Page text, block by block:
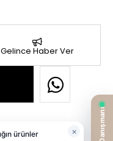
Gelince Haber Ver